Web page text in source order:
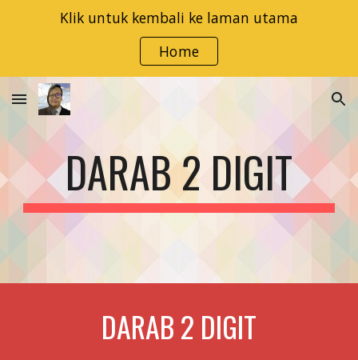
Klik untuk kembali ke laman utama
Home
DARAB 2 DIGIT
DARAB 2 DIGIT